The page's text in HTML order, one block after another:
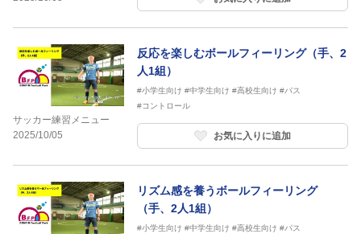
サッカー練習メニュー
2025/10/05
反応を楽しむボールフィーリング（手、2
人1組）
#小学生向け #中学生向け #高校生向け #パス
#コントロール
お気に入りに追加
リズム感を養うボールフィーリング
（手、2人1組）
#小学生向け #中学生向け #高校生向け #パス